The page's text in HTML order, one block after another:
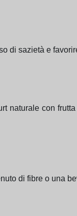
di sazietà e
naturale con
di fibre o una